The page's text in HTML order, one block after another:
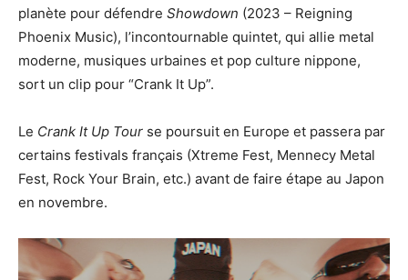
planète pour défendre Showdown (2023 – Reigning
Phoenix Music), l’incontournable quintet, qui allie metal
moderne, musiques urbaines et pop culture nippone,
sort un clip pour “Crank It Up”.
Le Crank It Up Tour se poursuit en Europe et passera par
certains festivals français (Xtreme Fest, Mennecy Metal
Fest, Rock Your Brain, etc.) avant de faire étape au Japon
en novembre.